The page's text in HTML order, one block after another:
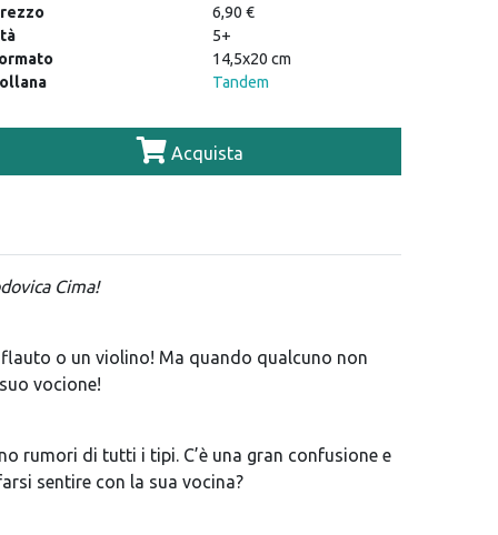
6,90 €
5+
14,5x20 cm
Tandem
Acquista
Cima!
o un violino! Ma quando qualcuno non
vocione!
rumori di tutti i tipi. C’è una gran confusione e
sentire con la sua vocina?